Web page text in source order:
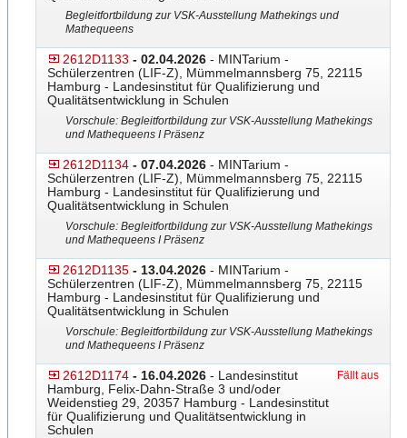
Begleitfortbildung zur VSK-Ausstellung Mathekings und
Mathequeens
2612D1133 - 02.04.2026 - MINTarium -
Schülerzentren (LIF-Z), Mümmelmannsberg 75, 22115
Hamburg - Landesinstitut für Qualifizierung und
Qualitätsentwicklung in Schulen
Vorschule: Begleitfortbildung zur VSK-Ausstellung Mathekings
und Mathequeens I Präsenz
2612D1134 - 07.04.2026 - MINTarium -
Schülerzentren (LIF-Z), Mümmelmannsberg 75, 22115
Hamburg - Landesinstitut für Qualifizierung und
Qualitätsentwicklung in Schulen
Vorschule: Begleitfortbildung zur VSK-Ausstellung Mathekings
und Mathequeens I Präsenz
2612D1135 - 13.04.2026 - MINTarium -
Schülerzentren (LIF-Z), Mümmelmannsberg 75, 22115
Hamburg - Landesinstitut für Qualifizierung und
Qualitätsentwicklung in Schulen
Vorschule: Begleitfortbildung zur VSK-Ausstellung Mathekings
und Mathequeens I Präsenz
2612D1174 - 16.04.2026 - Landesinstitut
Hamburg, Felix-Dahn-Straße 3 und/oder
Weidenstieg 29, 20357 Hamburg - Landesinstitut
für Qualifizierung und Qualitätsentwicklung in
Schulen
Fällt aus